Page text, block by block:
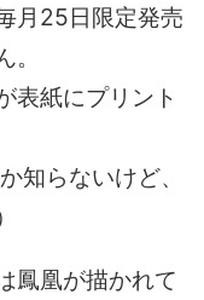
月25日限定発売
表紙にプリント
知らないけど、
鳳凰が描かれて